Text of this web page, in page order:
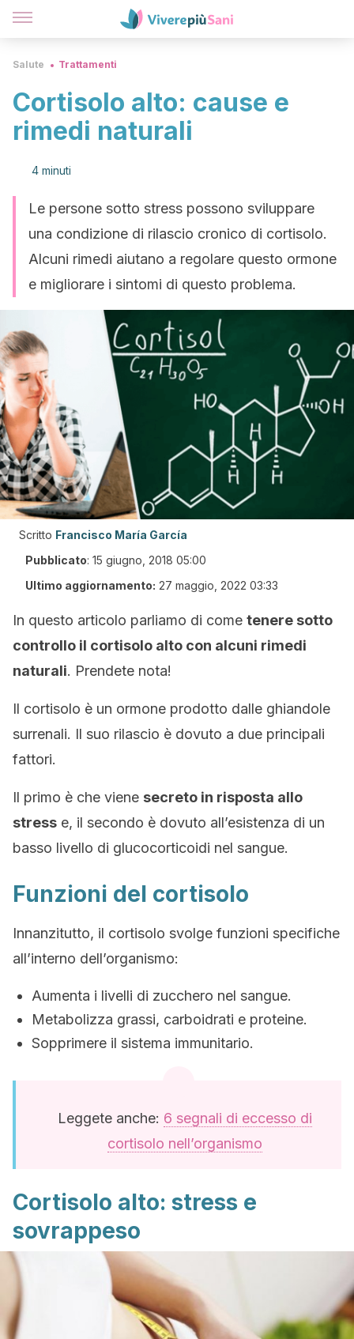
Salute Trattamenti
Cortisolo alto: cause e
rimedi naturali
4 minuti
Le persone sotto stress possono sviluppare
una condizione di rilascio cronico di cortisolo.
Alcuni rimedi aiutano a regolare questo ormone
e migliorare i sintomi di questo problema.
Scritto Francisco María García
Pubblicato: 15 giugno, 2018 05:00
Ultimo aggiornamento: 27 maggio, 2022 03:33
In questo articolo parliamo di come tenere sotto
controllo il cortisolo alto con alcuni rimedi
naturali. Prendete nota!
Il cortisolo è un ormone prodotto dalle ghiandole
surrenali. Il suo rilascio è dovuto a due principali
fattori.
Il primo è che viene secreto in risposta allo
stress e, il secondo è dovuto all’esistenza di un
basso livello di glucocorticoidi nel sangue.
Funzioni del cortisolo
Innanzitutto, il cortisolo svolge funzioni specifiche
all’interno dell’organismo:
Aumenta i livelli di zucchero nel sangue.
Metabolizza grassi, carboidrati e proteine.
Sopprimere il sistema immunitario.
Leggete anche: 6 segnali di eccesso di
cortisolo nell’organismo
Cortisolo alto: stress e
sovrappeso